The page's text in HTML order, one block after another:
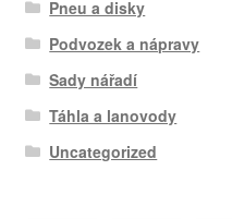
Pneu a disky
Podvozek a nápravy
Sady nářadí
Táhla a lanovody
Uncategorized